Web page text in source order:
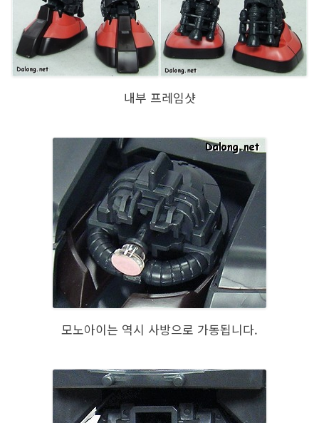
내부 프레임샷
모노아이는 역시 사방으로 가동됩니다.